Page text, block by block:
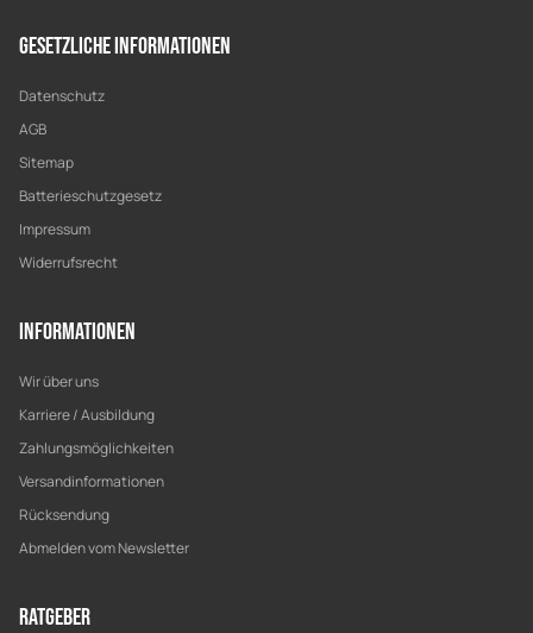
Gesetzliche Informationen
Datenschutz
AGB
Sitemap
Batterieschutzgesetz
Impressum
Widerrufsrecht
Informationen
Wir über uns
Karriere / Ausbildung
Zahlungsmöglichkeiten
Versandinformationen
Rücksendung
Abmelden vom Newsletter
Ratgeber